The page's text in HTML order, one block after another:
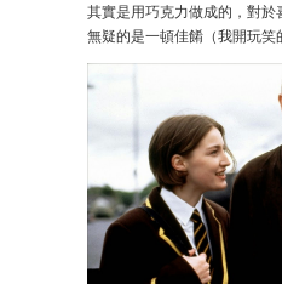
其實是用巧克力做成的，對於
無疑的是一頓佳餚（我開玩笑